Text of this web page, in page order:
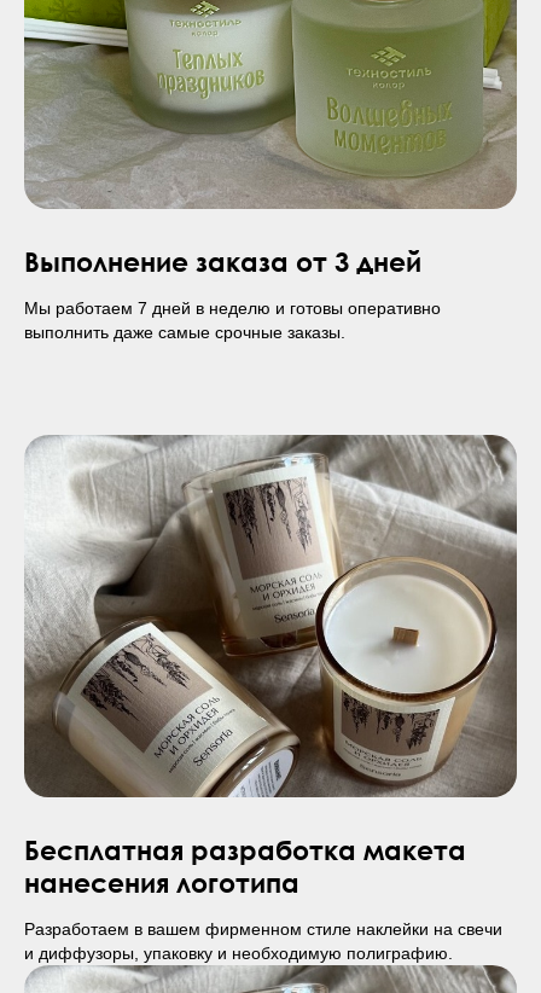
Выполнение заказа от 3 дней
Мы работаем 7 дней в неделю и готовы оперативно
выполнить даже самые срочные заказы.
Бесплатная разработка макета
нанесения логотипа
Разработаем в вашем фирменном стиле наклейки на свечи
и диффузоры, упаковку и необходимую полиграфию.